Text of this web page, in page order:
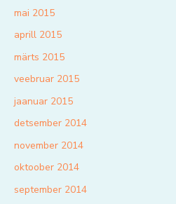
mai 2015
aprill 2015
märts 2015
veebruar 2015
jaanuar 2015
detsember 2014
november 2014
oktoober 2014
september 2014